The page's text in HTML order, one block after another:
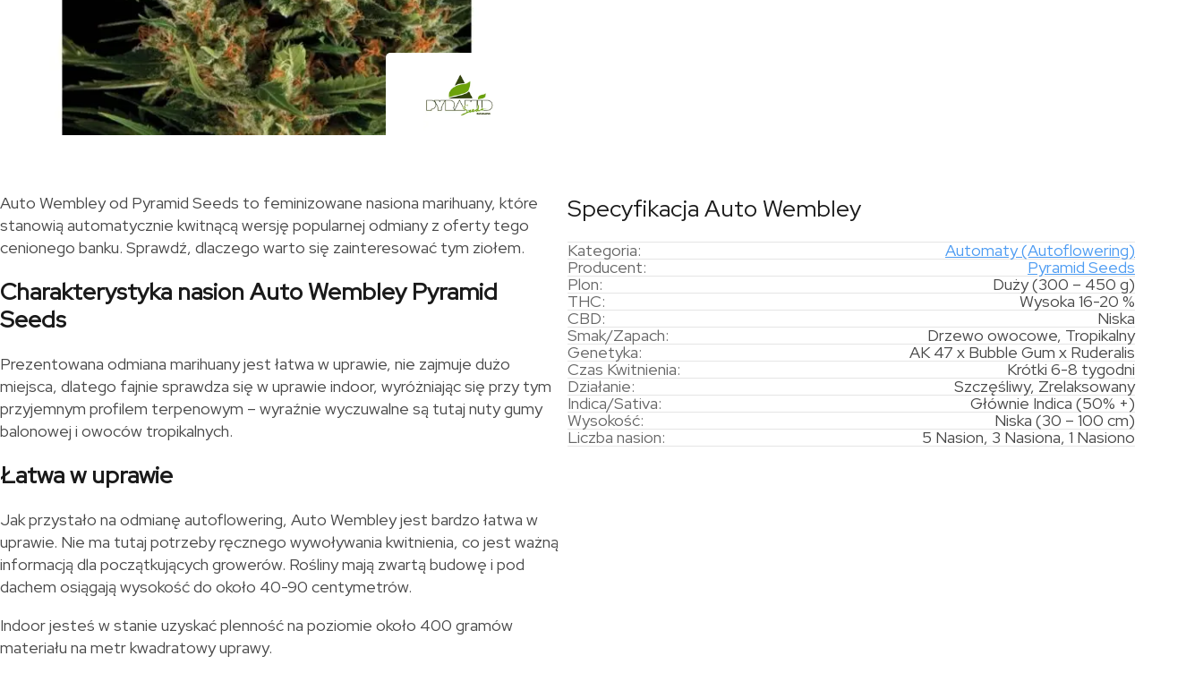
Specyfikacja Auto Wembley
Kategoria:
Automaty (Autoflowering)
Producent:
Pyramid Seeds
Plon:
Duży (300 – 450 g)
THC:
Wysoka 16-20 %
CBD:
Niska
Smak/Zapach:
Drzewo owocowe, Tropikalny
Genetyka:
AK 47 x Bubble Gum x Ruderalis
Czas Kwitnienia:
Krótki 6-8 tygodni
Działanie:
Szczęśliwy, Zrelaksowany
Indica/Sativa:
Głównie Indica (50% +)
Wysokość:
Niska (30 – 100 cm)
Liczba nasion:
5 Nasion, 3 Nasiona, 1 Nasiono
Auto Wembley od Pyramid Seeds to feminizowane nasiona marihuany, które
stanowią automatycznie kwitnącą wersję popularnej odmiany z oferty tego
cenionego banku. Sprawdź, dlaczego warto się zainteresować tym ziołem.
Charakterystyka nasion Auto Wembley Pyramid
Seeds
Prezentowana odmiana marihuany jest łatwa w uprawie, nie zajmuje dużo
miejsca, dlatego fajnie sprawdza się w uprawie indoor, wyróżniając się przy tym
przyjemnym profilem terpenowym – wyraźnie wyczuwalne są tutaj nuty gumy
balonowej i owoców tropikalnych.
Łatwa w uprawie
Jak przystało na odmianę autoflowering, Auto Wembley jest bardzo łatwa w
uprawie. Nie ma tutaj potrzeby ręcznego wywoływania kwitnienia, co jest ważną
informacją dla początkujących growerów. Rośliny mają zwartą budowę i pod
dachem osiągają wysokość do około 40-90 centymetrów.
Indoor jesteś w stanie uzyskać plenność na poziomie około 400 gramów
materiału na metr kwadratowy uprawy.